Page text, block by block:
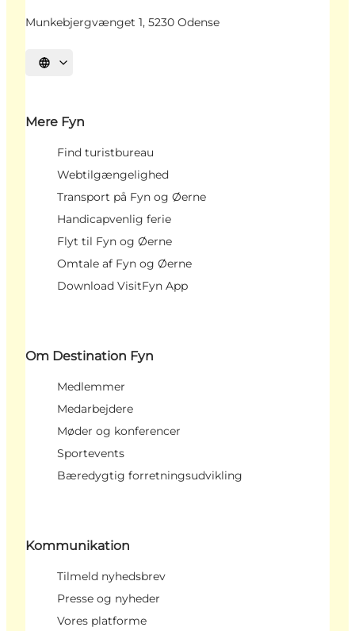
Munkebjergvænget 1, 5230 Odense
Vælg sprog
Mere Fyn
Find turistbureau
Webtilgængelighed
Transport på Fyn og Øerne
Handicapvenlig ferie
Flyt til Fyn og Øerne
Omtale af Fyn og Øerne
Download VisitFyn App
Om Destination Fyn
Medlemmer
Medarbejdere
Møder og konferencer
Sportevents
Bæredygtig forretningsudvikling
Kommunikation
Tilmeld nyhedsbrev
Presse og nyheder
Vores platforme